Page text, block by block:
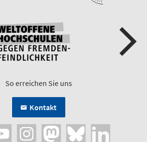
So erreichen Sie uns
Kontakt